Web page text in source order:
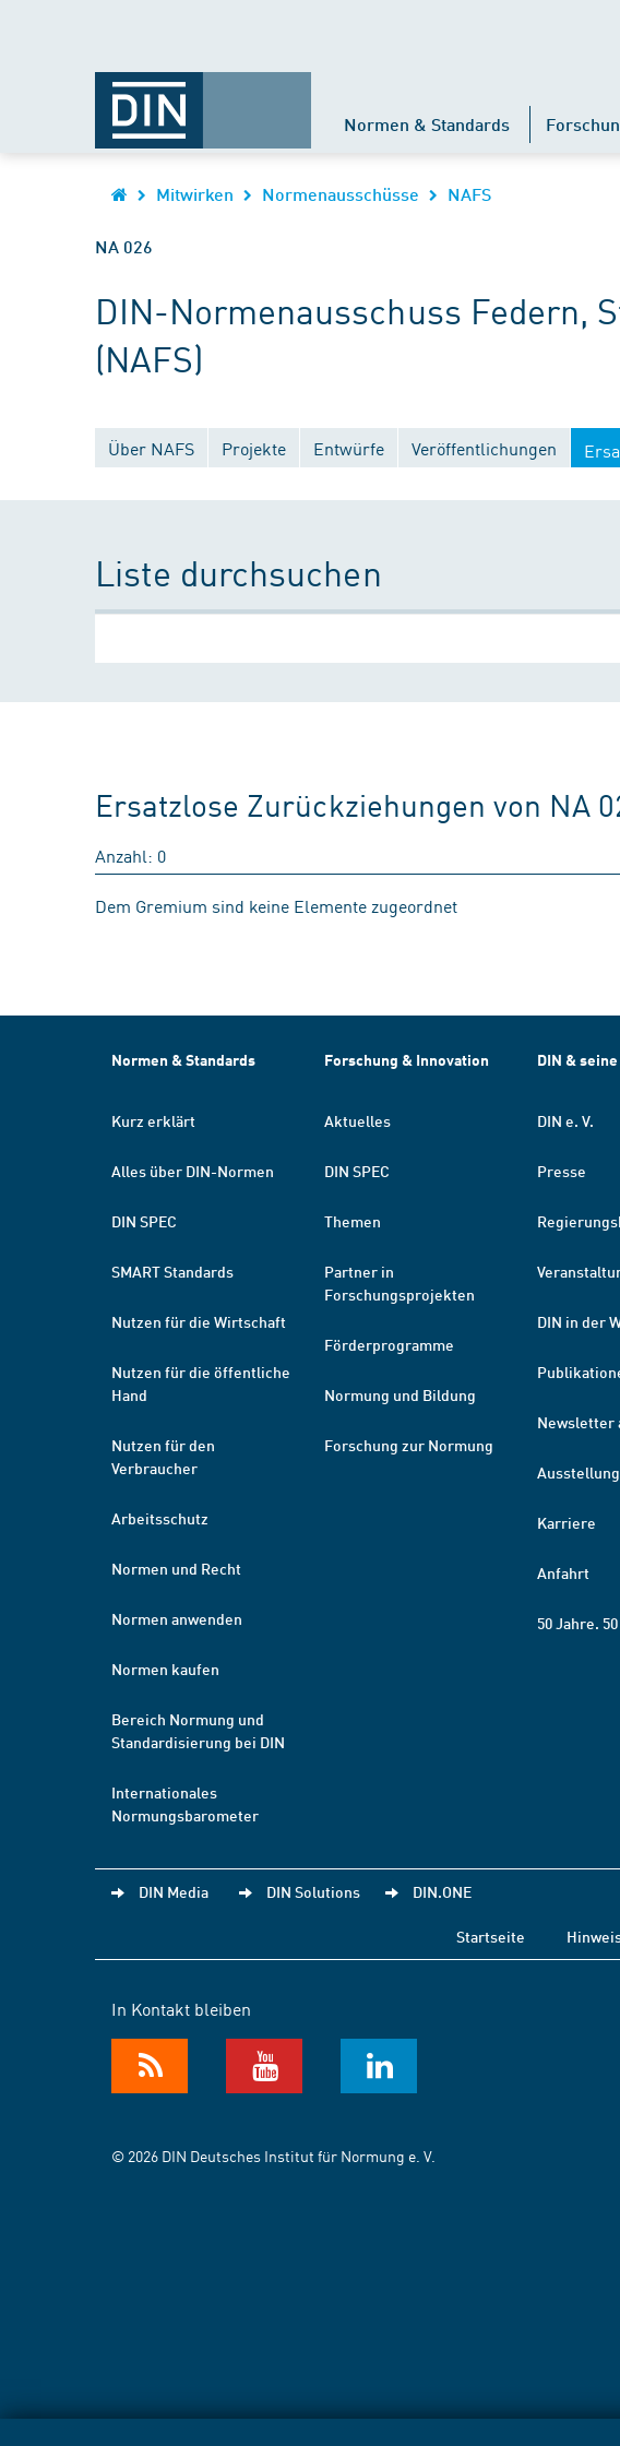
Normen & Standards
Mitwirken Normenausschüsse NAFS
NA 026
DIN-Normenausschuss Federn,
(NAFS)
Über NAFS Projekte Entwürfe Veröffentlichungen
Liste durchsuchen
Ersatzlose Zurückziehungen von NA
Anzahl: 0
Dem Gremium sind keine Elemente zugeordnet
Normen & Standards
Kurz erklärt
Alles über DIN-Normen
DIN SPEC
SMART Standards
Nutzen für die Wirtschaft
Nutzen für die öffentliche
Hand
Nutzen für den
Verbraucher
Arbeitsschutz
Normen und Recht
Normen anwenden
Normen kaufen
Bereich Normung und
Standardisierung bei DIN
Internationales
Normungsbarometer
Forschung & Innovation
Aktuelles
DIN SPEC
Themen
Partner in
Forschungsprojekten
Förderprogramme
Normung und Bildung
Forschung zur Normung
DIN &
DIN e. V.
Presse
DIN in der
Newsletter
Karriere
Anfahrt
50 Jahre.
DIN Media DIN Solutions DIN.ONE
Startseite
In Kontakt bleiben
© 2026 DIN Deutsches Institut für Normung e. V.